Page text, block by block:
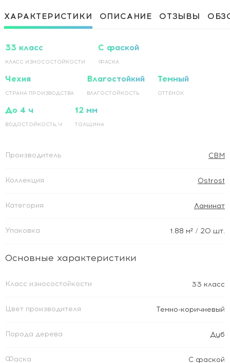
покрытия на основание по прямой
Приклеивание ламинированного
ХАРАКТЕРИСТИКИ ОПИСАНИЕ ОТЗЫВЫ
33 класс
КЛАСС ИЗНОСОСТОЙКОСТИ
С фаской
ФАСКА
Чехия
СТРАНА ПРОИЗВОДСТВА
Влагостойкий
ВЛАГОСТОЙКОСТЬ
Темный
ОТТЕНОК
До 4 ч
ВОДОСТОЙКОСТЬ, Ч
12 мм
ТОЛЩИНА
Производитель CBM
Коллекция Ostrost
Категория Ламинат
Упаковка 1.88 м² / 20 шт.
Основные характеристики
Класс износостойкости 33 класс
Цвет производителя Темно-коричневый
Порода дерева Дуб
Фаска С фаской